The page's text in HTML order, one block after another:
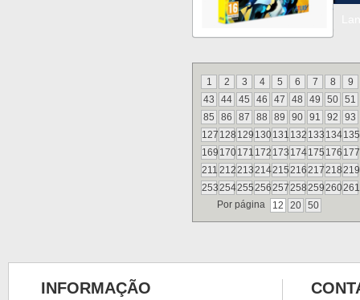
1 2 3 4 5 6 7 8
9
43
44 45 46 47 48 49 50 51
85
86 87 88 89 90 91 92
93
127 128 129 130131 132 133 134135
169 170171 172 173 174175 176 177
211 212213214215216217218219
253254255256257258259260261
Por página
12 20 50
INFORMAÇÃO